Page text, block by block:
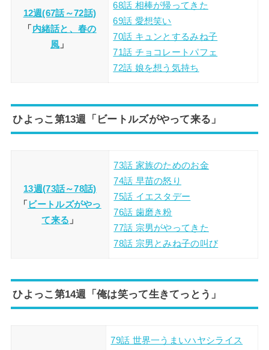
12週(67話～72話)
「 内緒話と、春の
風 」
68話 相棒が帰ってきた
69話 愛想笑い
70話 キュンとするみね子
71話 チョコレートパフェ
72話 娘を想う気持ち
ひよっこ第13週「ビートルズがやって来る」
13週(73話～78話)
「ビートルズがやっ
て来る 」
73話 家族のためのお金
74話 早苗の怒り
75話 イエスタデー
76話 歯磨き粉
77話 宗男がやってきた
78話 宗男とみね子の叫び
ひよっこ第14週「俺は笑って生きてっとう」
79話 世界一うまいハヤシライス